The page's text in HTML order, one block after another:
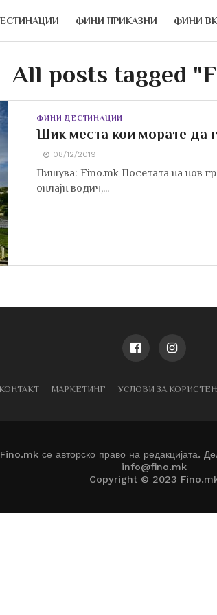
ФИНИ ПРИКАЗНИ ФИНИ
All posts tagged
ФИНИ ДЕСТИНАЦИИ
Шик места кои морате да
08/12/2019
Пишува: Fino.mk Посетата на нов
онлајн водич,...
МАРКЕТИНГ УСЛОВИ ЗА
се авторско право на редакцијата.
info@fino.mk
Copyright © 2023